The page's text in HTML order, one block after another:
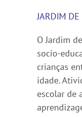
JARDIM
O Jardim
socio-
crianças
idade.
escolar de